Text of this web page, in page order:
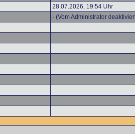
28.07.2026, 19:54 Uhr
- (Vom Administrator